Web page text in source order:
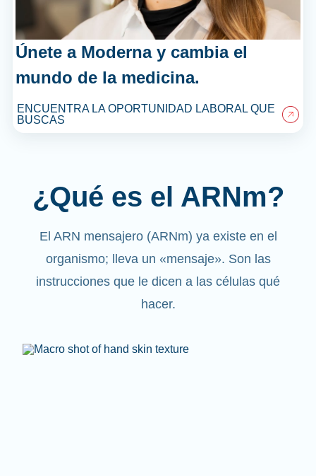
Únete a Moderna y cambia el
mundo de la medicina.
ENCUENTRA LA OPORTUNIDAD LABORAL QUE
BUSCAS
¿Qué es el ARNm?
El ARN mensajero (ARNm) ya existe en el
organismo; lleva un «mensaje». Son las
instrucciones que le dicen a las células qué
hacer.